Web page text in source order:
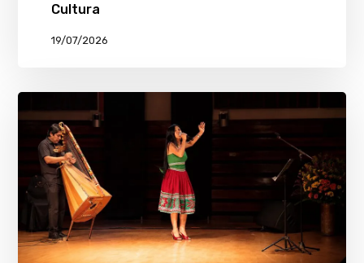
Cultura
19/07/2026